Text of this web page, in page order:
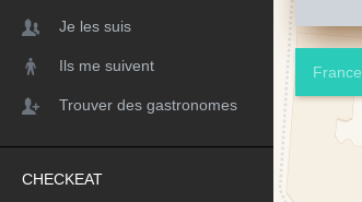
Je les suis
Ils me suivent
Trouver des gastronomes
CHECKEAT
France